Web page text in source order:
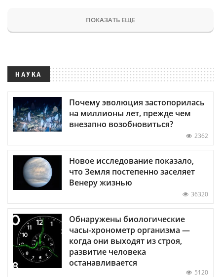
ПОКАЗАТЬ ЕЩЕ
НАУКА
Почему эволюция застопорилась
на миллионы лет, прежде чем
внезапно возобновиться?
2362
Новое исследование показало,
что Земля постепенно заселяет
Венеру жизнью
36320
Обнаружены биологические
часы-хронометр организма —
когда они выходят из строя,
развитие человека
останавливается
5120